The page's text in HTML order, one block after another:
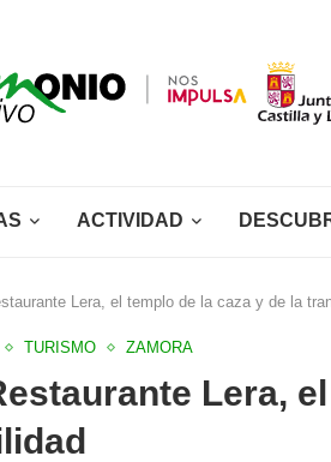
ACTIVIDAD
Lera, el templo de la caza y de la
TURISMO ZAMORA
Lera,